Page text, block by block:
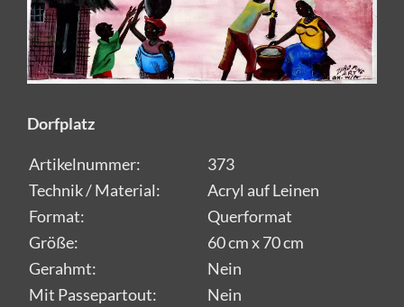
Dorfplatz
Artikelnummer:
373
Technik / Material:
Acryl auf Leinen
Format:
Querformat
Größe:
60 cm x 70 cm
Gerahmt:
Nein
Mit Passepartout:
Nein